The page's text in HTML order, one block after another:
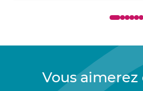
Vous